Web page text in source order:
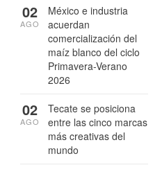
México e industria
acuerdan
comercialización del
maíz blanco del ciclo
Primavera-Verano
2026
02
AGO
Tecate se posiciona
entre las cinco marcas
más creativas del
mundo
02
AGO